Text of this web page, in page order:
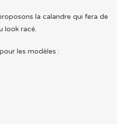
la calandre qui fera de
look racé.
les modèles :